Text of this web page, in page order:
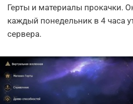
Герты и материалы прокачки.
каждый понедельник в 4 часа
сервера.